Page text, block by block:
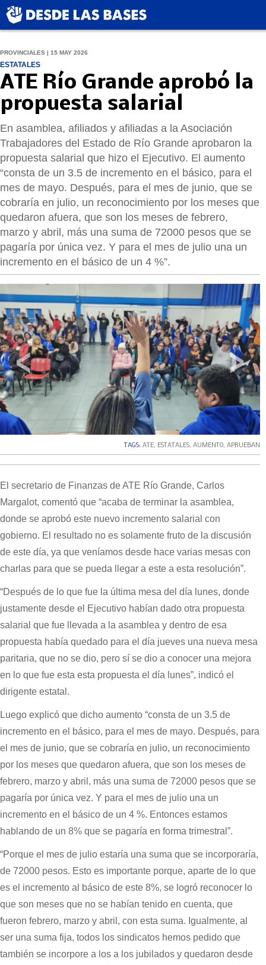
PROVINCIALES | 15 MAY 2026
ESTATALES
ATE Río Grande aprobó la
propuesta salarial
En asamblea, afiliados y afiliadas a la Asociación
Trabajadores del Estado de Río Grande aprobaron la
propuesta salarial que hizo el Ejecutivo. El aumento
“consta de un 3.5 de incremento en el básico, para el
mes de mayo. Después, para el mes de junio, que se
cobraría en julio, un reconocimiento por los meses que
quedaron afuera, que son los meses de febrero,
marzo y abril, más una suma de 72000 pesos que se
pagaría por única vez. Y para el mes de julio una un
incremento en el básico de un 4 %”.
‹ ›
TAGS: ATE, ESTATALES, AUMENTO, APRUEBAN
El secretario de Finanzas de ATE Río Grande, Carlos
Margalot, comentó que “acaba de terminar la asamblea,
donde se aprobó este nuevo incremento salarial con
gobierno. El resultado no es solamente fruto de la discusión
de este día, ya que veníamos desde hace varias mesas con
charlas para que se pueda llegar a este a esta resolución”.
“Después de lo que fue la última mesa del día lunes, donde
justamente desde el Ejecutivo habían dado otra propuesta
salarial que fue llevada a la asamblea y dentro de esa
propuesta había quedado para el día jueves una nueva mesa
paritaria, que no se dio, pero sí se dio a conocer una mejora
en lo que fue esta esta propuesta el día lunes”, indicó el
dirigente estatal.
Luego explicó que dicho aumento “consta de un 3.5 de
incremento en el básico, para el mes de mayo. Después, para
el mes de junio, que se cobraría en julio, un reconocimiento
por los meses que quedaron afuera, que son los meses de
febrero, marzo y abril, más una suma de 72000 pesos que se
pagaría por única vez. Y para el mes de julio una un
incremento en el básico de un 4 %. Entonces estamos
hablando de un 8% que se pagaría en forma trimestral”.
“Porque el mes de julio estaría una suma que se incorporaría,
de 72000 pesos. Esto es importante porque, aparte de lo que
es el incremento al básico de este 8%, se logró reconocer lo
que son meses que no se habían tenido en cuenta, que
fueron febrero, marzo y abril, con esta suma. Igualmente, al
ser una suma fija, todos los sindicatos hemos pedido que
también se incorpore a los a los jubilados y quedaron desde